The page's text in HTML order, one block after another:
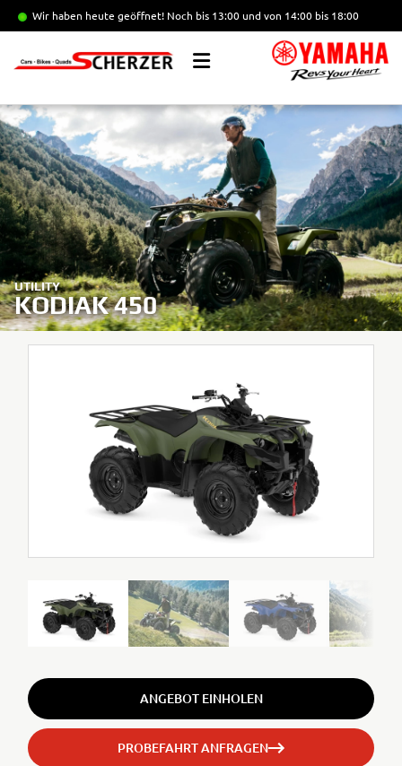
Wir haben heute geöffnet! Noch bis 13:00 und von 14:00 bis 18:00
UTILITY
KODIAK 450
ANGEBOT EINHOLEN
PROBEFAHRT ANFRAGEN